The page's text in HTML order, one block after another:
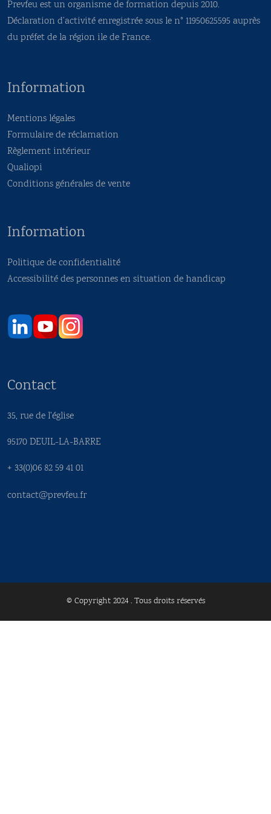
Prevfeu est un organisme de formation depuis 2010.
Déclaration d’activité enregistrée sous le n° 11950625595 auprès
du préfet de la région ile de France.
Information
Mentions légales
Formulaire de réclamation
Règlement intérieur
Qualiopi
Conditions générales de vente
Information
Politique de confidentialité
Accessibilité des personnes en situation de handicap
Contact
35, rue de l'église
95170 DEUIL-LA-BARRE
+ 33(0)06 82 59 41 01
contact@prevfeu.fr
© Copyright 2024 . Tous droits réservés